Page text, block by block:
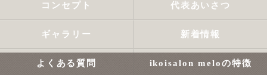
コンセプト 代表あいさつ
ギャラリー 新着情報
よくある質問 ikoisalon meloの特徴